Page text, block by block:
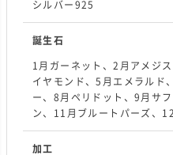
シルバー925
誕生石
1月ガーネット、2月アメジ
イヤモンド、5月エメラルド
ー、8月ペリドット、9月サ
ン、11月ブルートパーズ、
加工